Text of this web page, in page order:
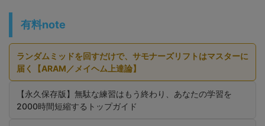
有料note
ランダムミッドを回すだけで、サモナーズリフトはマスターに
届く【ARAM／メイヘム上達論】
【永久保存版】無駄な練習はもう終わり、あなたの学習を
2000時間短縮するトップガイド